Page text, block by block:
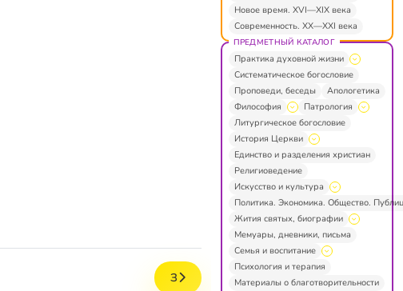
З
Новое время. XVI—XIX века
Современность. XX—XXI века
ПРЕДМЕТНЫЙ КАТАЛОГ
Практика духовной жизни
Систематическое богословие
Проповеди, беседы
Апологетика
Философия
Патрология
Литургическое богословие
История Церкви
Единство и разделения христиан
Религиоведение
Искусство и культура
Политика. Экономика. Общество.
Жития святых, биографии
Мемуары, дневники, письма
Семья и воспитание
Психология и терапия
Материалы о благотворительности